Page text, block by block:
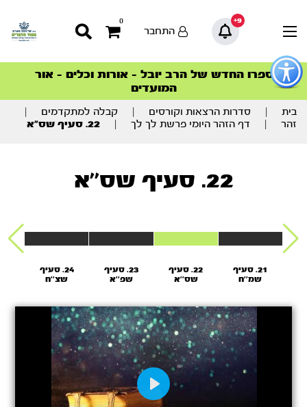
כפתור
לפתיחת
תפריט
9+
0
התחבר
סדרות הפודקאסטים
הסדרה המובילה החודש – דרך המלך
ספרו החדש של הרב יובל – אורות וכלים – אור
המועדים
הצטרפו למהפכת הבריאות הטבעית >
סדרות הפודקאסטים
הסדרה המובילה החודש – דרך המלך
תוכן
מרכזי
בית סדרות הרצאות וקורסים קבלה למתקדמים
זהר
דף הזהר היומי פרשת לך לך 22. סעיף שס”א
22. סעיף שס''א
21. סעיף
שמ''ח
22. סעיף
שס''א
23. סעיף
שפ''א
24. סעיף
שצ''ח
Play